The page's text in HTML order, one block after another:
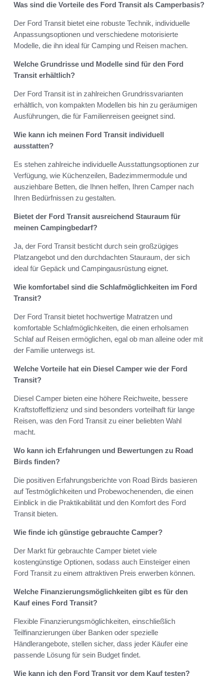
Was sind die Vorteile des Ford Transit als Camperbasis?
Der Ford Transit bietet eine robuste Technik, individuelle
Anpassungsoptionen und verschiedene motorisierte
Modelle, die ihn ideal für Camping und Reisen machen.
Welche Grundrisse und Modelle sind für den Ford
Transit erhältlich?
Der Ford Transit ist in zahlreichen Grundrissvarianten
erhältlich, von kompakten Modellen bis hin zu geräumigen
Ausführungen, die für Familienreisen geeignet sind.
Wie kann ich meinen Ford Transit individuell
ausstatten?
Es stehen zahlreiche individuelle Ausstattungsoptionen zur
Verfügung, wie Küchenzeilen, Badezimmermodule und
ausziehbare Betten, die Ihnen helfen, Ihren Camper nach
Ihren Bedürfnissen zu gestalten.
Bietet der Ford Transit ausreichend Stauraum für
meinen Campingbedarf?
Ja, der Ford Transit besticht durch sein großzügiges
Platzangebot und den durchdachten Stauraum, der sich
ideal für Gepäck und Campingausrüstung eignet.
Wie komfortabel sind die Schlafmöglichkeiten im Ford
Transit?
Der Ford Transit bietet hochwertige Matratzen und
komfortable Schlafmöglichkeiten, die einen erholsamen
Schlaf auf Reisen ermöglichen, egal ob man alleine oder mit
der Familie unterwegs ist.
Welche Vorteile hat ein Diesel Camper wie der Ford
Transit?
Diesel Camper bieten eine höhere Reichweite, bessere
Kraftstoffeffizienz und sind besonders vorteilhaft für lange
Reisen, was den Ford Transit zu einer beliebten Wahl
macht.
Wo kann ich Erfahrungen und Bewertungen zu Road
Birds finden?
Die positiven Erfahrungsberichte von Road Birds basieren
auf Testmöglichkeiten und Probewochenenden, die einen
Einblick in die Praktikabilität und den Komfort des Ford
Transit bieten.
Wie finde ich günstige gebrauchte Camper?
Der Markt für gebrauchte Camper bietet viele
kostengünstige Optionen, sodass auch Einsteiger einen
Ford Transit zu einem attraktiven Preis erwerben können.
Welche Finanzierungsmöglichkeiten gibt es für den
Kauf eines Ford Transit?
Flexible Finanzierungsmöglichkeiten, einschließlich
Teilfinanzierungen über Banken oder spezielle
Händlerangebote, stellen sicher, dass jeder Käufer eine
passende Lösung für sein Budget findet.
Wie kann ich den Ford Transit vor dem Kauf testen?